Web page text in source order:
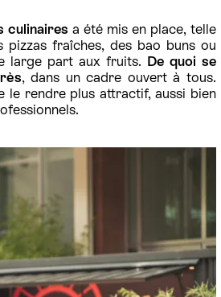
culinaires a été mis en place, telle
fraîches, des bao buns ou
large part aux fruits. De quoi se
, dans un cadre ouvert à tous.
le rendre plus attractif, aussi bien